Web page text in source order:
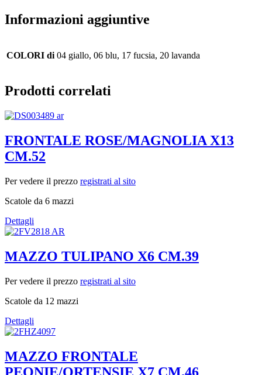
Informazioni aggiuntive
COLORI di 04 giallo, 06 blu, 17 fucsia, 20 lavanda
Prodotti correlati
FRONTALE ROSE/MAGNOLIA X13
CM.52
Per vedere il prezzo registrati al sito
Scatole da 6 mazzi
Dettagli
MAZZO TULIPANO X6 CM.39
Per vedere il prezzo registrati al sito
Scatole da 12 mazzi
Dettagli
MAZZO FRONTALE